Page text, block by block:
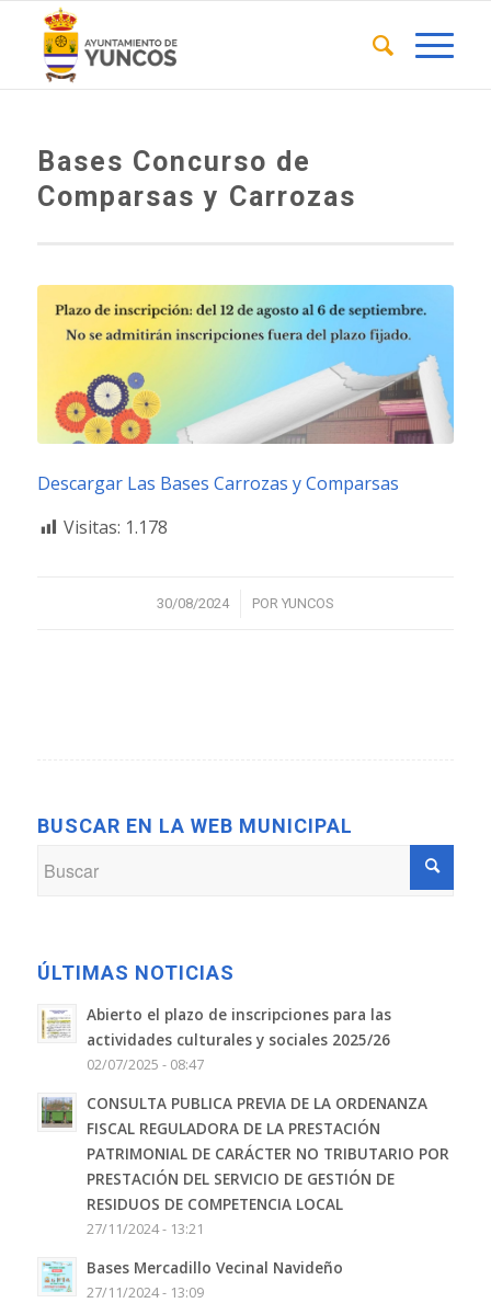
Bases Concurso de
Comparsas y Carrozas
Descargar Las Bases Carrozas y Comparsas
Visitas: 1.178
30/08/2024
/ POR YUNCOS
BUSCAR EN LA WEB MUNICIPAL
ÚLTIMAS NOTICIAS
Abierto el plazo de inscripciones para las
actividades culturales y sociales 2025/26
02/07/2025 - 08:47
CONSULTA PUBLICA PREVIA DE LA ORDENANZA
FISCAL REGULADORA DE LA PRESTACIÓN
PATRIMONIAL DE CARÁCTER NO TRIBUTARIO POR
PRESTACIÓN DEL SERVICIO DE GESTIÓN DE
RESIDUOS DE COMPETENCIA LOCAL
27/11/2024 - 13:21
Bases Mercadillo Vecinal Navideño
27/11/2024 - 13:09